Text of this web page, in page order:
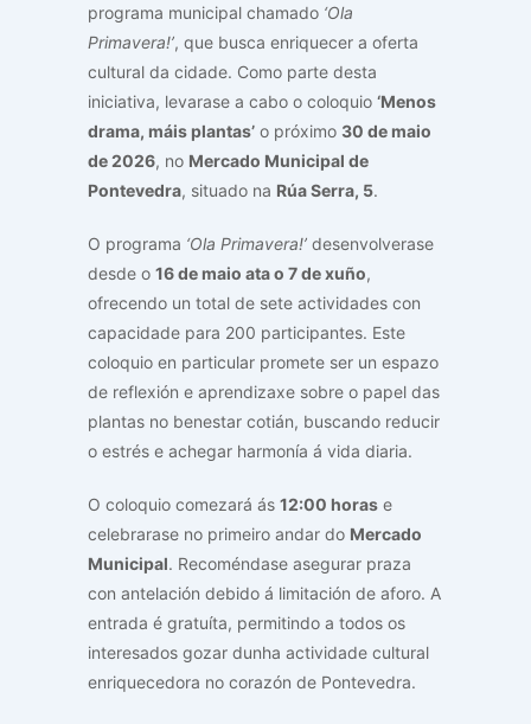
programa municipal chamado ‘Ola
Primavera!’, que busca enriquecer a oferta
cultural da cidade. Como parte desta
iniciativa, levarase a cabo o coloquio ‘Menos
drama, máis plantas’ o próximo 30 de maio
de 2026, no Mercado Municipal de
Pontevedra, situado na Rúa Serra, 5.
O programa ‘Ola Primavera!’ desenvolverase
desde o 16 de maio ata o 7 de xuño,
ofrecendo un total de sete actividades con
capacidade para 200 participantes. Este
coloquio en particular promete ser un espazo
de reflexión e aprendizaxe sobre o papel das
plantas no benestar cotián, buscando reducir
o estrés e achegar harmonía á vida diaria.
O coloquio comezará ás 12:00 horas e
celebrarase no primeiro andar do Mercado
Municipal. Recoméndase asegurar praza
con antelación debido á limitación de aforo. A
entrada é gratuíta, permitindo a todos os
interesados gozar dunha actividade cultural
enriquecedora no corazón de Pontevedra.